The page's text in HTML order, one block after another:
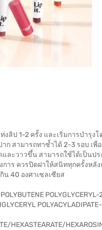
ลิป 1-2 ครั้ง และเริ่มการบำรุงโ
ก สามารถทาซ้ำได้ 2-3 รอบ เพื่
ละวาวขึ้น สามารถใช้ได้เป็นปร
าร ควรปิดฝาให้สนิททุกครั้งหลัง
น 40 องศาเซลเซียส
POLYGLYCERYL-
HEXASTEARATE/